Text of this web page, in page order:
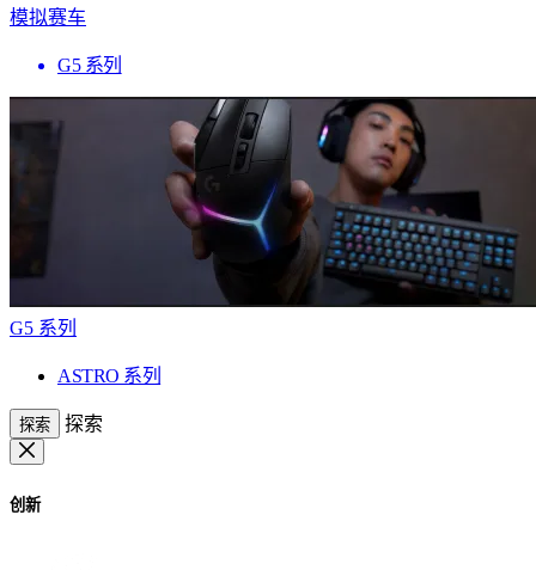
模拟赛车
G5 系列
G5 系列
ASTRO 系列
探索 探索
创新